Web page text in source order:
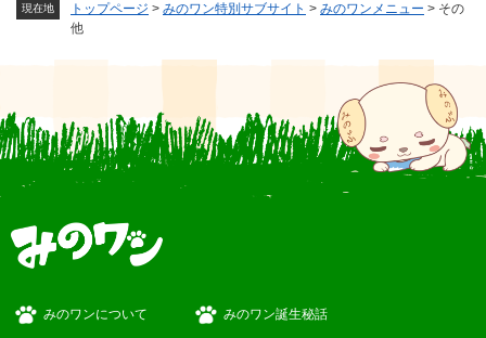
現在地 トップページ > みのワン特別サブサイト > みのワンメニュー > その
他
みのワンについて みのワン誕生秘話